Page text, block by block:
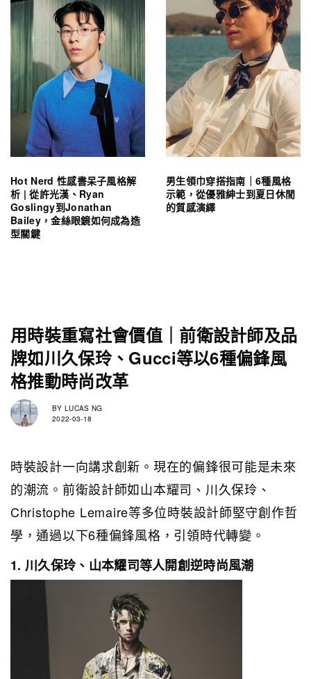
Hot Nerd 性感書呆子風格解
析 | 從許光漢、Ryan
Goslingy到Jonathan
Bailey，金絲眼鏡如何成為造
型關鍵
男生領巾穿搭指南｜6種風格
示範，從優雅紳士到夏日休閒
的質感演繹
用時裝重寫社會價值｜前衛設計師及品
牌如川久保玲、Gucci等以6種偏鋒風
格推動時尚改革
BY LUCAS NG
2022-03-18
時裝設計一向講求創新。現在的偏鋒很可能是未來
的潮流。前衛設計師如山本耀司、川久保玲、
Christophe Lemaire等多位時裝設計師堅守創作哲
學，通過以下6種偏鋒風格，引領時代轉變。
1. 川久保玲、山本耀司等人開創逆時尚風潮